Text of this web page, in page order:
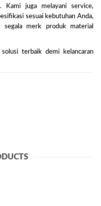
Kami juga melayani service,
sesuai kebutuhan Anda,
merk produk material
terbaik demi kelancaran